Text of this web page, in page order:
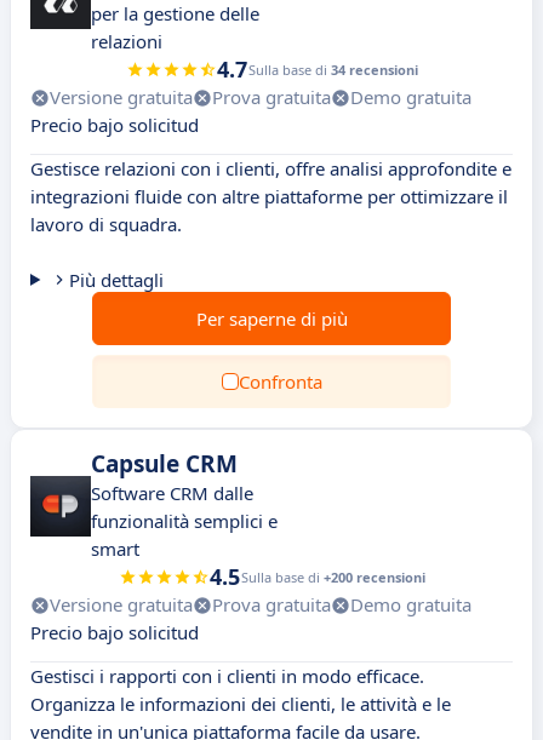
per la gestione delle
relazioni
4.7Sulla base di 34 recensioni
Versione gratuita Prova gratuita
Demo gratuita
Precio bajo solicitud
Gestisce relazioni con i clienti, offre analisi approfondite e
integrazioni fluide con altre piattaforme per ottimizzare il
lavoro di squadra.
Più dettagli
Per saperne di più
Confronta
Capsule CRM
Software CRM dalle
funzionalità semplici e
smart
4.5Sulla base di +200 recensioni
Versione gratuita Prova gratuita
Demo gratuita
Precio bajo solicitud
Gestisci i rapporti con i clienti in modo efficace.
Organizza le informazioni dei clienti, le attività e le
vendite in un'unica piattaforma facile da usare.